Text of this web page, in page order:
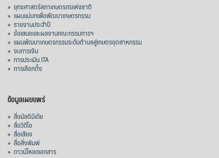
» ยุทธศาสตร์สภาเกษตรกรแห่งชาติ
» แผนแม่บทเพื่อพัฒนาเกษตรกรรม
» รายงานประจำปี
» ข้อเสนอและผลงานคณะกรรมการฯ
» แผนพัฒนาเกษตรกรรมระดับตำบลสู่เกษตรอุตสาหกรรม
» งบการเงิน
» การประเมิน ITA
» การเลือกตั้ง
ข้อมูลเผยแพร่
» สื่อมัลติมีเดีย
» สื่อวิดีโอ
» สื่อเสียง
» สื่อสิ่งพิมพ์
» ดาวน์โหลดเอกสาร